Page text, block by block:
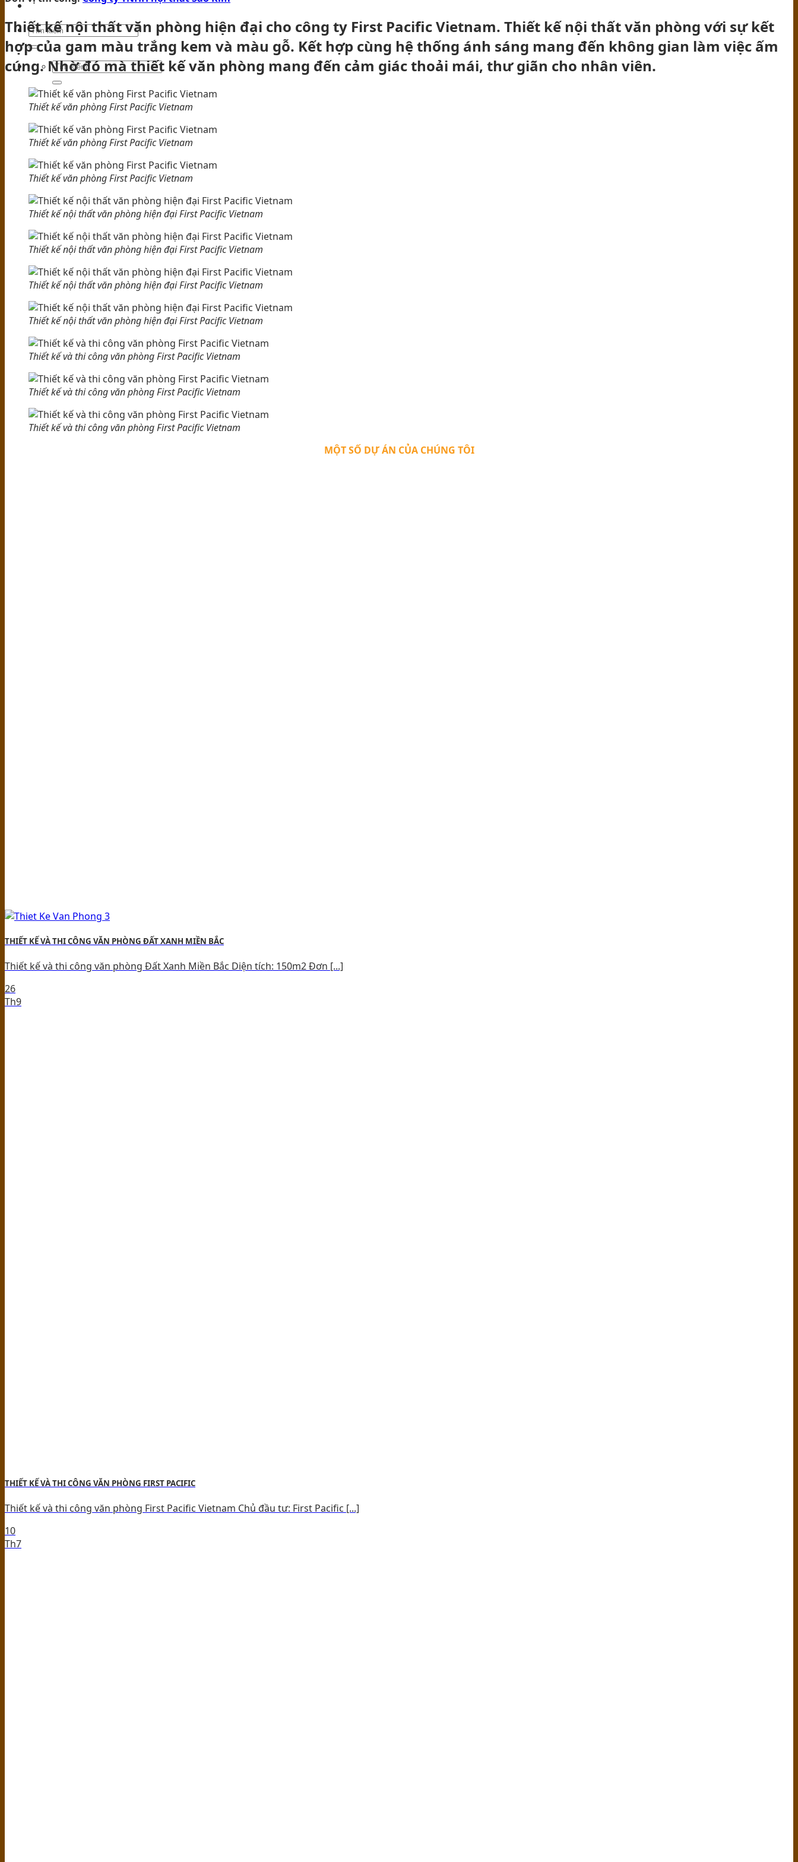
TIN TỨC
Thiết kế nội thất văn phòng hiện đại cho công ty First Pacific Vietnam. Thiết kế nội thất văn phòng với sự kết
hợp của gam màu trắng kem và màu gỗ. Kết hợp cùng hệ thống ánh sáng mang đến không gian làm việc ấm
cúng. Nhờ đó mà thiết kế văn phòng mang đến cảm giác thoải mái, thư giãn cho nhân viên.
Thiết kế văn phòng First Pacific Vietnam
Thiết kế văn phòng First Pacific Vietnam
Thiết kế văn phòng First Pacific Vietnam
Thiết kế nội thất văn phòng hiện đại First Pacific Vietnam
Thiết kế nội thất văn phòng hiện đại First Pacific Vietnam
Thiết kế nội thất văn phòng hiện đại First Pacific Vietnam
Thiết kế nội thất văn phòng hiện đại First Pacific Vietnam
Thiết kế và thi công văn phòng First Pacific Vietnam
Thiết kế và thi công văn phòng First Pacific Vietnam
Thiết kế và thi công văn phòng First Pacific Vietnam
MỘT SỐ DỰ ÁN CỦA CHÚNG TÔI
THIẾT KẾ VÀ THI CÔNG VĂN PHÒNG ĐẤT XANH MIỀN BẮC
Thiết kế và thi công văn phòng Đất Xanh Miền Bắc Diện tích: 150m2 Đơn [...]
26
Th9
THIẾT KẾ VÀ THI CÔNG VĂN PHÒNG FIRST PACIFIC
Thiết kế và thi công văn phòng First Pacific Vietnam Chủ đầu tư: First Pacific [...]
10
Th7